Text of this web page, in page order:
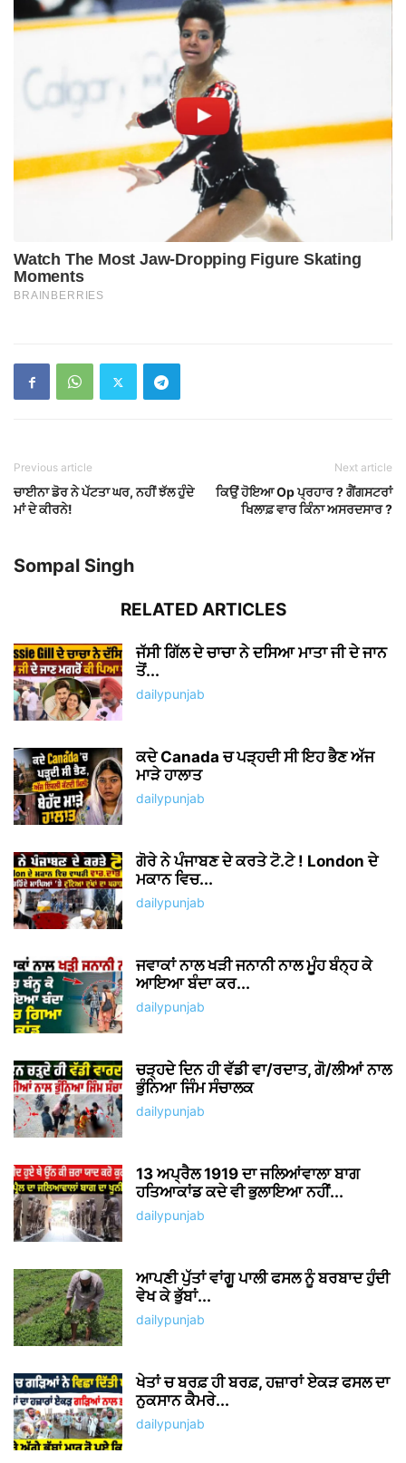
Previous article
ਚਾਈਨਾ ਡੋਰ ਨੇ ਪੱਟਤਾ ਘਰ, ਨਹੀਂ ਝੱਲ ਹੁੰਦੇ
ਮਾਂ ਦੇ ਕੀਰਨੇ!
Next article
ਕਿਉਂ ਹੋਇਆ Op ਪ੍ਰਹਾਰ ? ਗੈਂਗਸਟਰਾਂ
ਖਿਲਾਫ਼ ਵਾਰ ਕਿੰਨਾ ਅਸਰਦਸਾਰ ?
Sompal Singh
RELATED ARTICLES
ਜੱਸੀ ਗਿੱਲ ਦੇ ਚਾਚਾ ਨੇ ਦਸਿਆ ਮਾਤਾ ਜੀ ਦੇ ਜਾਨ
ਤੋਂ...
dailypunjab
ਕਦੇ Canada ਚ ਪੜ੍ਹਦੀ ਸੀ ਇਹ ਭੈਣ ਅੱਜ
ਮਾੜੇ ਹਾਲਾਤ
dailypunjab
ਗੋਰੇ ਨੇ ਪੰਜਾਬਣ ਦੇ ਕਰਤੇ ਟੋ.ਟੇ ! London ਦੇ
ਮਕਾਨ ਵਿਚ...
dailypunjab
ਜਵਾਕਾਂ ਨਾਲ ਖੜੀ ਜਨਾਨੀ ਨਾਲ ਮੂੰਹ ਬੰਨ੍ਹ ਕੇ
ਆਇਆ ਬੰਦਾ ਕਰ...
dailypunjab
ਚੜ੍ਹਦੇ ਦਿਨ ਹੀ ਵੱਡੀ ਵਾ/ਰਦਾਤ, ਗੋ/ਲੀਆਂ ਨਾਲ
ਭੁੰਨਿਆ ਜਿੰਮ ਸੰਚਾਲਕ
dailypunjab
13 ਅਪ੍ਰੈਲ 1919 ਦਾ ਜਲਿਆਂਵਾਲਾ ਬਾਗ
ਹਤਿਆਕਾਂਡ ਕਦੇ ਵੀ ਭੁਲਾਇਆ ਨਹੀਂ...
dailypunjab
ਆਪਣੀ ਪੁੱਤਾਂ ਵਾਂਗੂ ਪਾਲੀ ਫਸਲ ਨੂੰ ਬਰਬਾਦ ਹੁੰਦੀ
ਵੇਖ ਕੇ ਭੁੱਬਾਂ...
dailypunjab
ਖੇਤਾਂ ਚ ਬਰਫ਼ ਹੀ ਬਰਫ਼, ਹਜ਼ਾਰਾਂ ਏਕੜ ਫਸਲ ਦਾ
ਨੁਕਸਾਨ ਕੈਮਰੇ...
dailypunjab